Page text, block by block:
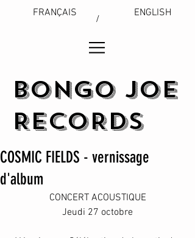
FRANÇAIS
/
ENGLISH
BONGO JOE
RECORDS
COSMIC FIELDS - vernissage
d'album
CONCERT ACOUSTIQUE
Jeudi 27 octobre